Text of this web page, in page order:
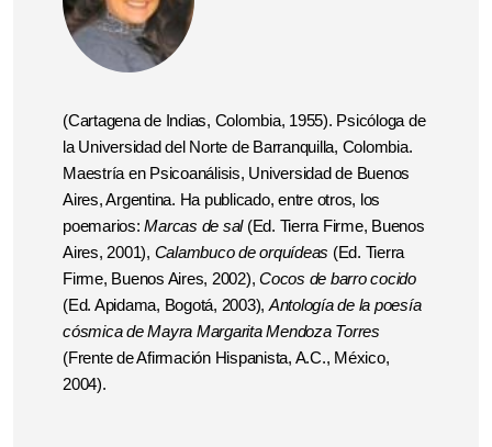
(Cartagena de Indias, Colombia, 1955). Psicóloga de
la Universidad del Norte de Barranquilla, Colombia.
Maestría en Psicoanálisis, Universidad de Buenos
Aires, Argentina. Ha publicado, entre otros, los
poemarios:Marcas de sal (Ed. Tierra Firme, Buenos
Aires, 2001), Calambuco de orquídeas (Ed. Tierra
Firme, Buenos Aires, 2002), Cocos de barro cocido
(Ed. Apidama, Bogotá, 2003), Antología de la poesía
cósmica de Mayra Margarita Mendoza Torres
(Frente de Afirmación Hispanista, A.C., México,
2004).